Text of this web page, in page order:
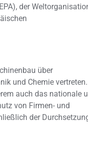
der
über
und Chemie vertreten.
auch das nationale
von Firmen- und
der